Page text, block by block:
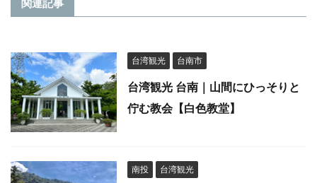
関連記事
台湾観光 台南市
台湾観光 台南｜山間にひっそりと
佇む教会【白色教堂】
南投 台湾観光